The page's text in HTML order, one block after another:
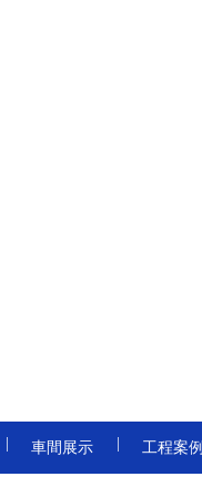
車間展示 工程案例